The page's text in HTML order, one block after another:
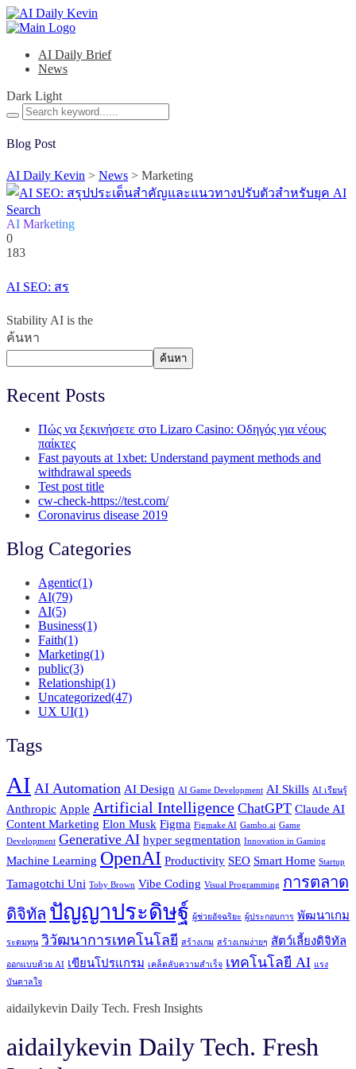
AI Daily Brief
News
Dark Light
Blog Post
AI Daily Kevin > News > Marketing
AI Marketing
0
183
AI SEO: สร
Stability AI is the
ค้นหา
ค้นหา
Recent Posts
Πώς να ξεκινήσετε στο Lizaro Casino: Οδηγός για νέους
παίκτες
Fast payouts at 1xbet: Understand payment methods and
withdrawal speeds
Test post title
cw-check-https://test.com/
Coronavirus disease 2019
Blog Categories
Agentic(1)
AI(79)
AI(5)
Business(1)
Faith(1)
Marketing(1)
public(3)
Relationship(1)
Uncategorized(47)
UX UI(1)
Tags
AI AI Automation AI Design AI Game Development AI Skills AI เรียนรู้
Anthropic Apple Artificial Intelligence ChatGPT Claude AI
Content Marketing Elon Musk Figma Figmake AI Gambo.ai Game
Development Generative AI hyper segmentation Innovation in Gaming
Machine Learning OpenAI Productivity SEO Smart Home Startup
Tamagotchi Uni Toby Brown Vibe Coding Visual Programming การตลาด
ดิจิทัล ปัญญาประดิษฐ์ ผู้ช่วยอัจฉริยะ ผู้ประกอบการ พัฒนาเกม
ระดมทุน วิวัฒนาการเทคโนโลยี สร้างเกม สร้างเกมง่ายๆ สัตว์เลี้ยงดิจิทัล
ออกแบบด้วย AI เขียนโปรแกรม เคล็ดลับความสำเร็จ เทคโนโลยี AI แรง
บันดาลใจ
aidailykevin Daily Tech. Fresh Insights
aidailykevin Daily Tech. Fresh